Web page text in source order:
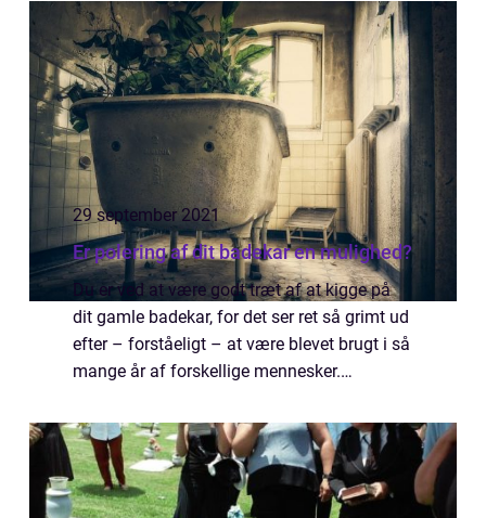
29 september 2021
Er polering af dit badekar en mulighed?
Du er ved at være godt træt af at kigge på
dit gamle badekar, for det ser ret så grimt ud
efter – forståeligt – at være blevet brugt i så
mange år af forskellige mennesker.
evne forsøgt at passe p...